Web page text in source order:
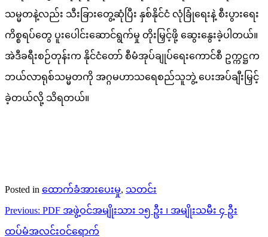
သမ္မတနဲ့လည်း သီးခြားတွေ့ဆုံပြီး နှစ်နိုင်ငံ လုံခြုံရေးနဲ့ စီးပွားရေး
ကိစ္စရပ်တွေ ပူးပေါင်းဆောင်ရွက်မှု တိုးမြှင့်ဖို့ ဆွေးနွေးခဲ့ပါတယ်။
အဲဒီခရီးစဉ်တုန်းက နိုင်ငံတော် စီမံအုပ်ချုပ်ရေးကောင်စီ ဥက္ကဋ္ဌက
ဘယ်လာရုစ်သမ္မတကို အဂ္ဂမဟာသရေစည်သူဘွဲ့ ပေးအပ်ချီးမြှင့်
ခဲ့တယ်လို့ သိရတယ်။
Posted in ထောက်ခံအားပေးမှု, သတင်း
Post
navigation
Previous: PDF အဖွဲ့ဝင်အမျိုးသား ၁၅ ဦး ၊ အမျိုးသမီး ၄ ဦး
ထပ်မံအလင်းဝင်ရောက်